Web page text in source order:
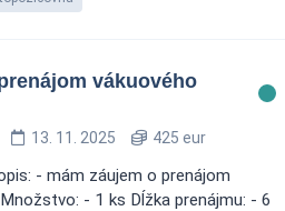
vákuového
13. 11. 2025 425 eur
- mám záujem o prenájom
- 1 ks Dĺžka prenájmu: - 6